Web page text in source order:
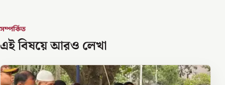
সম্পর্কিত
এই বিষয়ে আরও লেখা